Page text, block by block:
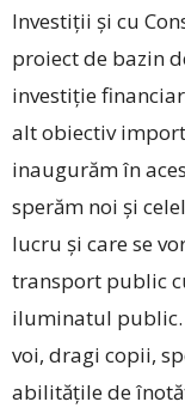
Investiții și cu
proiect de bazin
investiție
alt obiectiv
inaugurăm în
sperăm noi și
lucru și care se
transport public
iluminatul public.
voi, dragi copii,
abilitățile de